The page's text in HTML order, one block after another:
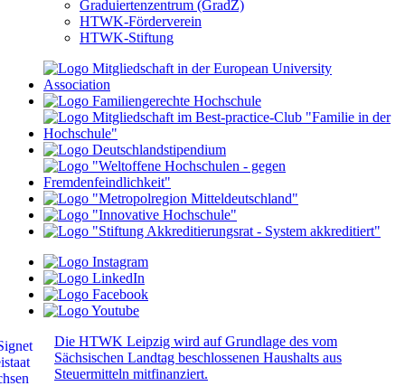
Graduiertenzentrum (GradZ)
HTWK-Förderverein
HTWK-Stiftung
Die HTWK Leipzig wird auf Grundlage des vom
Sächsischen Landtag beschlossenen Haushalts aus
Steuermitteln mitfinanziert.